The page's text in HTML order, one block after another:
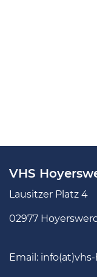
VHS
Lausitzer Platz 4
02977
Email: info(at)vhs-